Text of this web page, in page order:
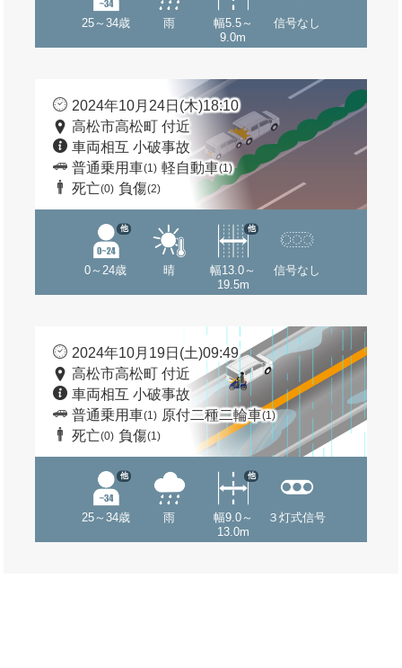
25～34歳 雨
幅5.5～
9.0m
信号なし
2024年10月24日(木)18:10
高松市高松町 付近
車両相互 小破事故
普通乗用車(1) 軽自動車(1)
死亡(0) 負傷(2)
0～24歳
他
晴
幅13.0～
19.5m
他
信号なし
2024年10月19日(土)09:49
高松市高松町 付近
車両相互 小破事故
普通乗用車(1) 原付二種二輪車(1)
死亡(0) 負傷(1)
25～34歳
他
雨
幅9.0～
13.0m
他
３灯式信号